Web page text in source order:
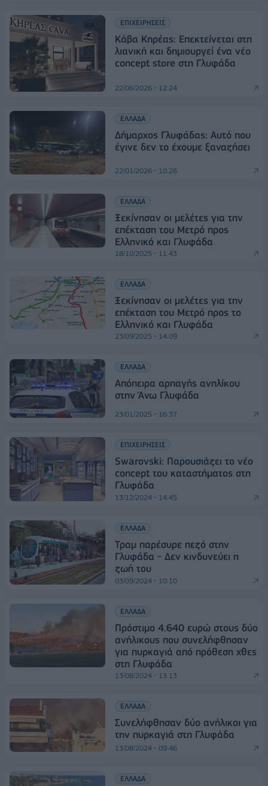
ΕΠΙΧΕΙΡΗΣΕΙΣ
Κάβα Κηρέας: Επεκτείνεται στη
λιανική και δημιουργεί ένα νέο
concept store στη Γλυφάδα
22/06/2026 - 12:24
ΕΛΛΑΔΑ
Δήμαρχος Γλυφάδας: Αυτό που
έγινε δεν το έχουμε ξαναζήσει
22/01/2026 - 10:26
ΕΛΛΑΔΑ
Ξεκίνησαν οι μελέτες για την
επέκταση του Μετρό προς
Ελληνικό και Γλυφάδα
18/10/2025 - 11:43
ΕΛΛΑΔΑ
Ξεκίνησαν οι μελέτες για την
επέκταση του Μετρό προς το
Ελληνικό και Γλυφάδα
23/09/2025 - 14:09
ΕΛΛΑΔΑ
Απόπειρα αρπαγής ανηλίκου
στην Άνω Γλυφάδα
23/01/2025 - 16:37
ΕΠΙΧΕΙΡΗΣΕΙΣ
Swarovski: Παρουσιάζει το νέο
concept του καταστήματος στη
Γλυφάδα
13/12/2024 - 14:45
ΕΛΛΑΔΑ
Τραμ παρέσυρε πεζό στην
Γλυφάδα - Δεν κινδυνεύει η
ζωή του
03/09/2024 - 10:10
ΕΛΛΑΔΑ
Πρόστιμο 4.640 ευρώ στους δύο
ανήλικους που συνελήφθησαν
για πυρκαγιά από πρόθεση χθες
στη Γλυφάδα
13/08/2024 - 13:13
ΕΛΛΑΔΑ
Συνελήφθησαν δύο ανήλικοι για
την πυρκαγιά στη Γλυφάδα
13/08/2024 - 09:46
ΕΛΛΑΔΑ